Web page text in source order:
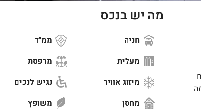
מה יש בנכס
חניה
ממ"ד
מעלית
מרפסת
מיזוג אוויר
נגיש לנכים
מחסן
משופץ